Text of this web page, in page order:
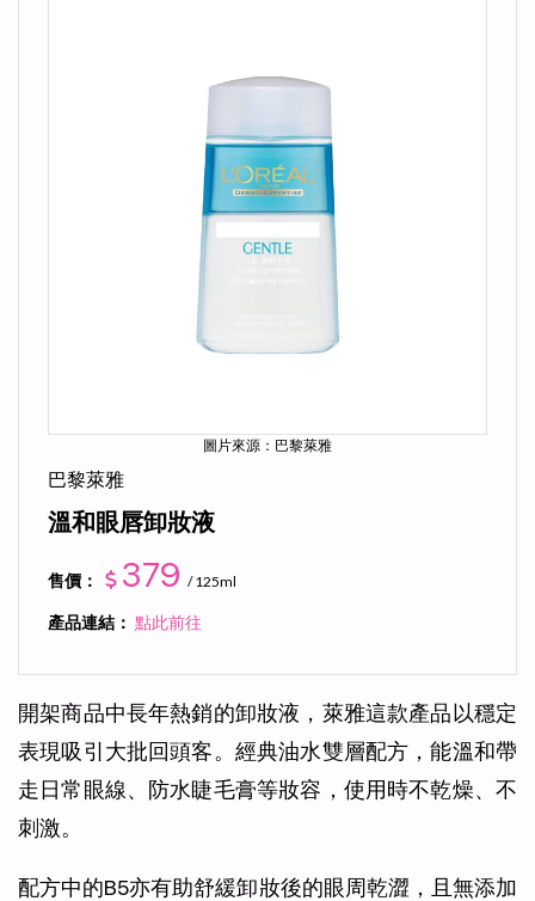
圖片來源：巴黎萊雅
巴黎萊雅
溫和眼唇卸妝液
售價： 379 / 125ml
產品連結： 點此前往
開架商品中長年熱銷的卸妝液，萊雅這款產品以穩定
表現吸引大批回頭客。經典油水雙層配方，能溫和帶
走日常眼線、防水睫毛膏等妝容，使用時不乾燥、不
刺激。
配方中的B5亦有助舒緩卸妝後的眼周乾澀，且無添加